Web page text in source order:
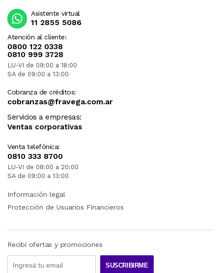
Atención al cliente:
0800 122 0338
0810 999 3728
LU-VI de 09:00 a 18:00
SA de 09:00 a 13:00
Cobranza de créditos:
cobranzas@fravega.com.ar
Servicios a empresas:
Ventas corporativas
Venta telefónica:
0810 333 8700
LU-VI de 08:00 a 20:00
SA de 09:00 a 13:00
Asistente virtual
11 2855 5086
Información legal
Protección de Usuarios Financieros
Recibí ofertas y promociones
SUSCRIBIRME